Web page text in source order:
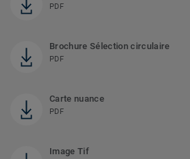
PDF
Brochure Sélection circulaire
PDF
Carte nuance
PDF
Image Tif